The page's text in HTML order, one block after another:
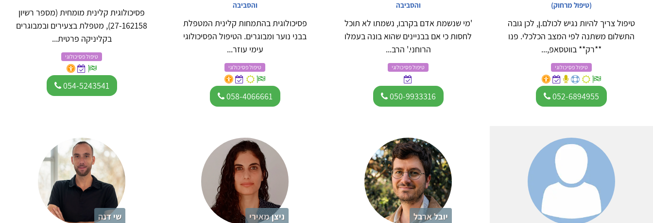
(טיפול מרחוק)
טיפול צריך להיות נגיש לכולם.ן, לכן גובה
התשלום משתנה לפי המצב הכלכלי. פנו
**רק** בווטסאפ,...
טיפול פסיכולוגי
052-6894955
והסביבה
'מי שנשמת אדם בקרבו, נשמתו לא תוכל
לחסות כי אם בבניינים שהוא בונה בעמלו
הרוחני.' הרב...
טיפול פסיכולוגי
050-9933316
והסביבה
פסיכולוגית בהתמחות קלינית המטפלת
בבני נוער ומבוגרים. הטיפול הפסיכולוגי
עימי עוזר...
טיפול פסיכולוגי
058-4066661
פסיכולוגית קלינית מומחית (מספר רשיון
27-162158), מטפלת בצעירים ובמבוגרים
בקליניקה פרטית...
טיפול פסיכולוגי
054-5243541
יובל ארבל ניצן מאירי שי דנה